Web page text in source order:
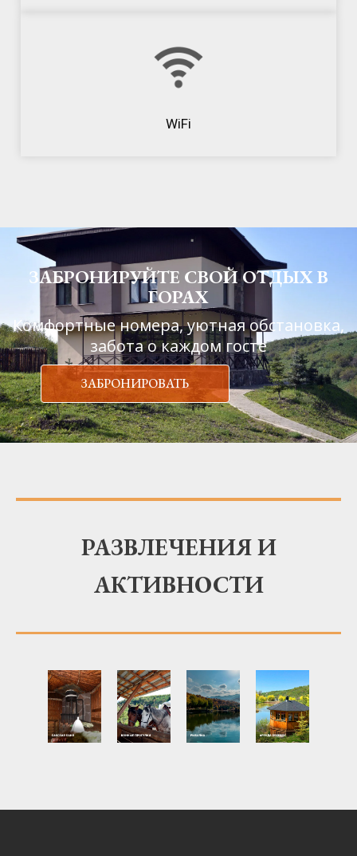
WiFi
ЗАБРОНИРУЙТЕ СВОЙ ОТДЫХ В
ГОРАХ
Комфортные номера, уютная обстановка,
забота о каждом госте
ЗАБРОНИРОВАТЬ
РАЗВЛЕЧЕНИЯ И
АКТИВНОСТИ